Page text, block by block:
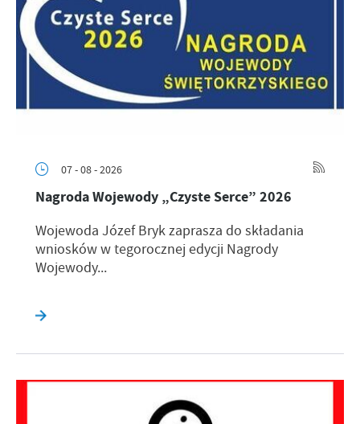
07 - 08 - 2026
Nagroda Wojewody „Czyste Serce” 2026
Wojewoda Józef Bryk zaprasza do składania
wniosków w tegorocznej edycji Nagrody
Wojewody...